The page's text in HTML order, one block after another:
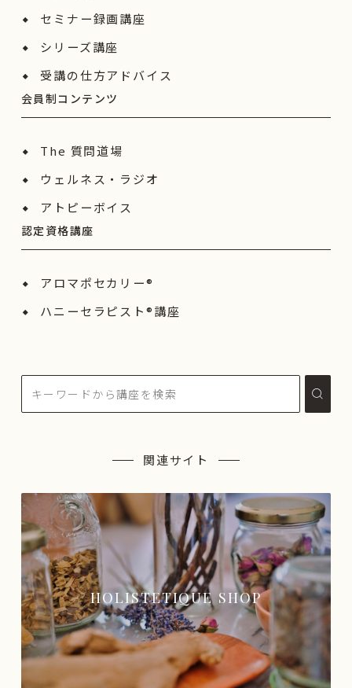
セミナー録画講座
シリーズ講座
受講の仕方アドバイス
会員制コンテンツ
The 質問道場
ウェルネス・ラジオ
アトピーボイス
認定資格講座
アロマポセカリー®
ハニーセラピスト®︎講座
関連サイト
HOLISTETIQUE SHOP